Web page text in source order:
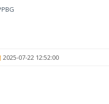
2025-07-22 12:52:00